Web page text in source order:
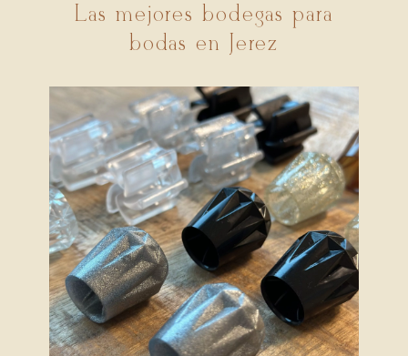
Las mejores bodegas para
bodas en Jerez